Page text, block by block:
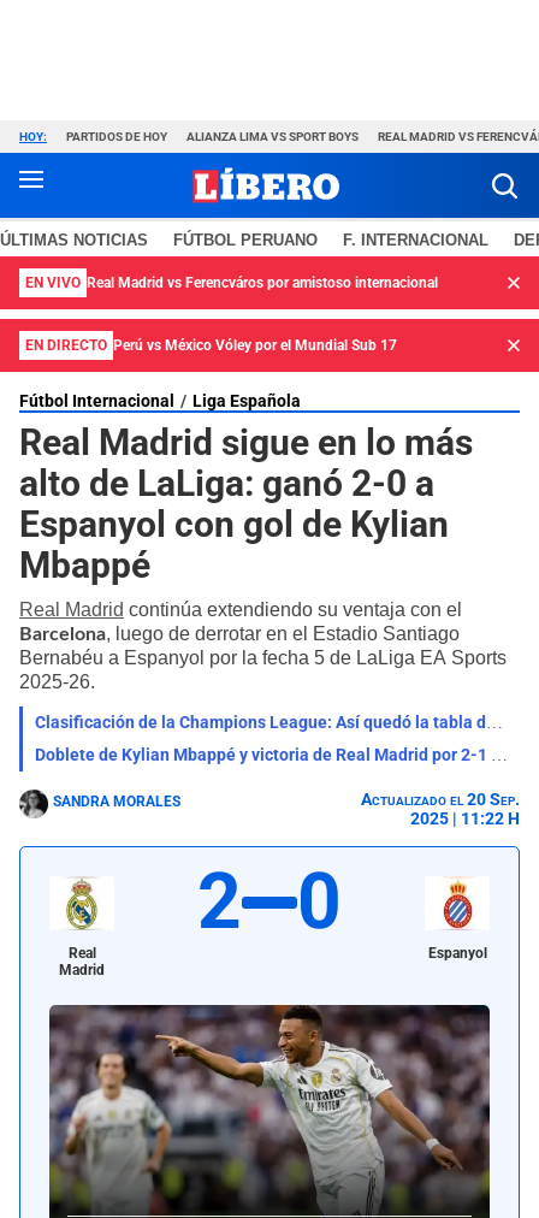
HOY: PARTIDOS DE HOY ALIANZA LIMA VS SPORT BOYS REAL MADRID VS
ÚLTIMAS NOTICIAS FÚTBOL PERUANO F. INTERNACIONAL
EN VIVO Real Madrid vs Ferencváros por amistoso internacional
EN DIRECTO Perú vs México Vóley por el Mundial Sub 17
Fútbol Internacional Liga Española
Real Madrid sigue en lo más
alto de LaLiga: ganó 2-0 a
Espanyol con gol de Kylian
Mbappé
Real Madrid continúa extendiendo su ventaja con el
Barcelona, luego de derrotar en el Estadio Santiago
Bernabéu a Espanyol por la fecha 5 de LaLiga EA Sports
2025-26.
Clasificación de la Champions League: Así quedó la tabla de posiciones tras jugarse la primera fecha
Doblete de Kylian Mbappé y victoria de Real Madrid por 2-1 ante Marsella por Champions League
SANDRA MORALES
Actualizado el 20 Sep.
2025 | 11:22 H
Real
Madrid
2 0
Espanyol